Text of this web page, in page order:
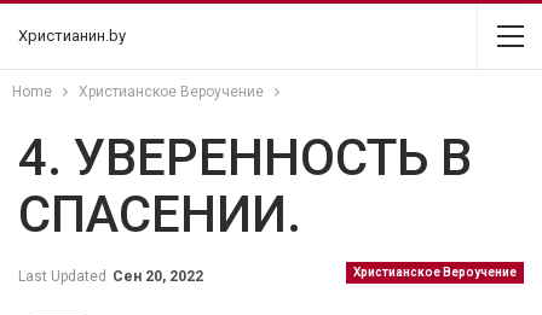
Христианин.by
Home Христианское Вероучение
4. УВЕРЕННОСТЬ В
СПАСЕНИИ.
Христианское Вероучение
Last Updated Сен 20, 2022